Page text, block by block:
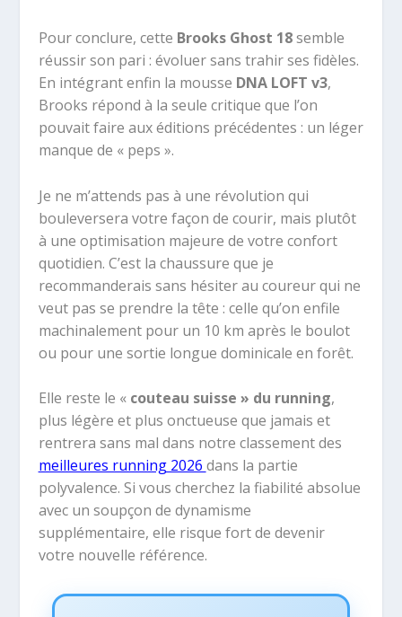
Pour conclure, cette Brooks Ghost 18semble
réussir son pari : évoluer sans trahir ses fidèles.
En intégrant enfin la mousse DNA LOFT v3,
Brooks répond à la seule critique que l’on
pouvait faire aux éditions précédentes : un léger
manque de « peps ».
Je ne m’attends pas à une révolution qui
bouleversera votre façon de courir, mais plutôt
à une optimisation majeure de votre confort
quotidien. C’est la chaussure que je
recommanderais sans hésiter au coureur qui ne
veut pas se prendre la tête : celle qu’on enfile
machinalement pour un 10 km après le boulot
ou pour une sortie longue dominicale en forêt.
Elle reste le « couteau suisse » du running,
plus légère et plus onctueuse que jamais et
rentrera sans mal dans notre classement des
meilleures running 2026 dans la partie
polyvalence. Si vous cherchez la fiabilité absolue
avec un soupçon de dynamisme
supplémentaire, elle risque fort de devenir
votre nouvelle référence.